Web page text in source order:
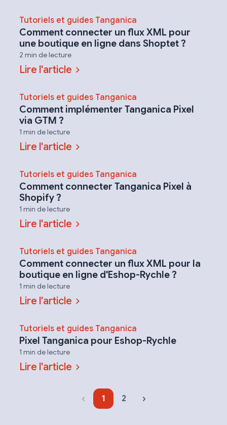
Tutoriels et guides Tanganica
Comment connecter un flux XML pour
une boutique en ligne dans Shoptet ?
2 min de lecture
Lire l'article
Tutoriels et guides Tanganica
Comment implémenter Tanganica Pixel
via GTM ?
1 min de lecture
Lire l'article
Tutoriels et guides Tanganica
Comment connecter Tanganica Pixel à
Shopify ?
1 min de lecture
Lire l'article
Tutoriels et guides Tanganica
Comment connecter un flux XML pour la
boutique en ligne d'Eshop-Rychle ?
1 min de lecture
Lire l'article
Tutoriels et guides Tanganica
Pixel Tanganica pour Eshop-Rychle
1 min de lecture
Lire l'article
‹ 1 2 ›